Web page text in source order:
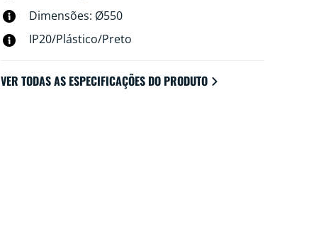
Dimensões: Ø550
IP20/Plástico/Preto
VER TODAS AS ESPECIFICAÇÕES DO PRODUTO